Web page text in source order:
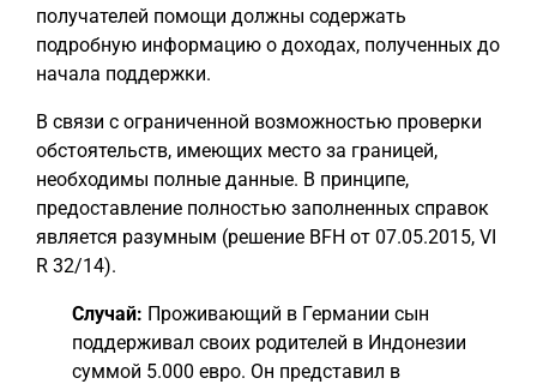
получателей помощи должны содержать
подробную информацию о доходах, полученных до
начала поддержки.
В связи с ограниченной возможностью проверки
обстоятельств, имеющих место за границей,
необходимы полные данные. В принципе,
предоставление полностью заполненных справок
является разумным (решение BFH от 07.05.2015, VI
R 32/14).
Случай: Проживающий в Германии сын
поддерживал своих родителей в Индонезии
суммой 5.000 евро. Он представил в